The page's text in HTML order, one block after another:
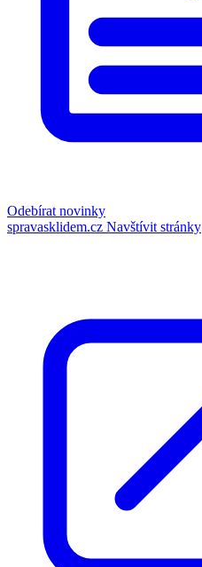
Odebírat novinky
spravasklidem.cz Navštívit stránky